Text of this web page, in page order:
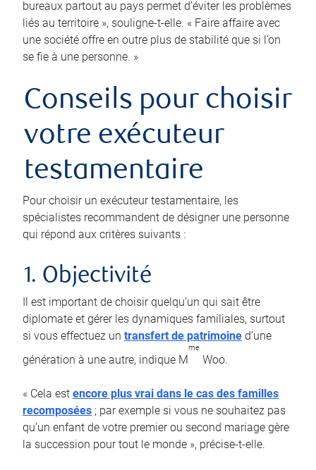
bureaux partout au pays permet d’éviter les problèmes
liés au territoire », souligne-t-elle. « Faire affaire avec
une société offre en outre plus de stabilité que si l’on
se fie à une personne. »
Conseils pour choisir
votre exécuteur
testamentaire
Pour choisir un exécuteur testamentaire, les
spécialistes recommandent de désigner une personne
qui répond aux critères suivants :
1. Objectivité
Il est important de choisir quelqu’un qui sait être
diplomate et gérer les dynamiques familiales, surtout
si vous effectuez un transfert de patrimoine d’une
génération à une autre, indique M
me
Woo.
« Cela est encore plus vrai dans le cas des familles
recomposées ; par exemple si vous ne souhaitez pas
qu’un enfant de votre premier ou second mariage gère
la succession pour tout le monde », précise-t-elle.